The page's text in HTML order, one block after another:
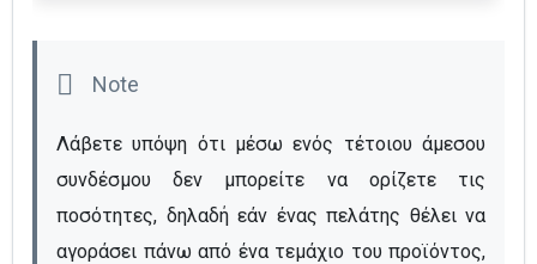
Λάβετε υπόψη ότι μέσω ενός τέτοιου άμεσου
συνδέσμου δεν μπορείτε να ορίζετε τις
ποσότητες, δηλαδή εάν ένας πελάτης θέλει να
αγοράσει πάνω από ένα τεμάχιο του προϊόντος,